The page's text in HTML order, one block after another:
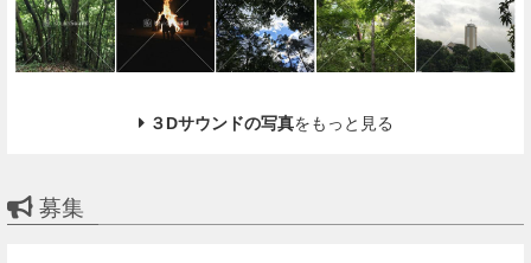
３Dサウンドの写真をもっと見る
募集